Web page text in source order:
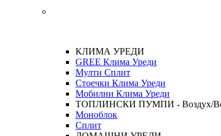
КЛИМА УРЕДИ
GREE Клима Уреди
Мулти Сплит
Стоечки Клима Уреди
Мобилни Клима Уреди
ТОПЛИНСКИ ПУМПИ - Воздух/
Моноблок
Сплит